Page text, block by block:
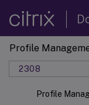
Profile
2308
Profile